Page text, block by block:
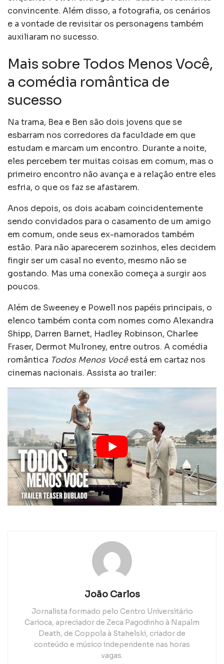
convincente. Além disso, a fotografia, os cenários
e a vontade de revisitar os personagens também
auxiliaram no sucesso.
Mais sobre Todos Menos Você,
a comédia romântica de
sucesso
Na trama, Bea e Ben são dois jovens que se
esbarram nos corredores da faculdade em que
estudam e marcam um encontro. Durante a noite,
eles percebem ter muitas coisas em comum, mas o
primeiro encontro não avança e a relação entre eles
esfria, o que os faz se afastarem.
Anos depois, os dois acabam coincidentemente
sendo convidados para o casamento de um amigo
em comum, onde seus ex-namorados também
estão. Para não aparecerem sozinhos, eles decidem
fingir ser um casal no evento, mesmo não se
gostando. Mas uma conexão começa a surgir aos
poucos.
Além de Sweeney e Powell nos papéis principais, o
elenco também conta com nomes como Alexandra
Shipp, Darren Barnet, Hadley Robinson, Charlee
Fraser, Dermot Mulroney, entre outros. A comédia
romântica Todos Menos Vocêestá em cartaz nos
cinemas nacionais. Assista ao trailer:
João Carlos
Jornalista formado pelo Centro Universitário
Carioca, apreciador de Zeca Pagodinho à Napalm
Death, de Coppola à Stahelski, criador de
conteúdo e músico independente nas horas
vagas.